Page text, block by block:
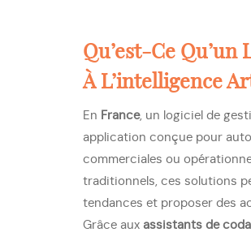
Qu’est-Ce Qu’un
À L’intelligence
En France, un logiciel de
application conçue pour
commerciales ou
traditionnels, ces solutions
tendances et proposer des
Grâce aux assistants de